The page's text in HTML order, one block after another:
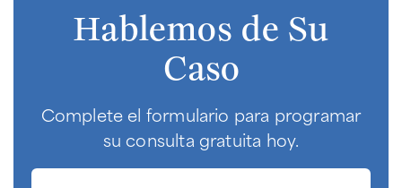
Hablemos de Su
Caso
Complete el formulario para programar
su consulta gratuita hoy.
Nombre*